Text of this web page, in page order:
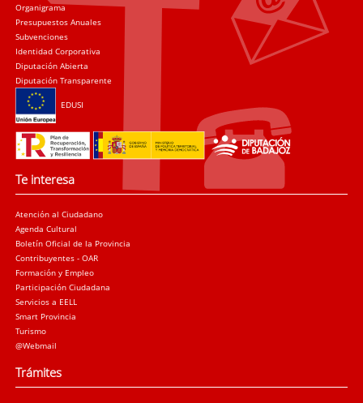
Organigrama
Presupuestos Anuales
Subvenciones
Identidad Corporativa
Diputación Abierta
Diputación Transparente
EDUSI
Te interesa
Atención al Ciudadano
Agenda Cultural
Boletín Oficial de la Provincia
Contribuyentes - OAR
Formación y Empleo
Participación Ciudadana
Servicios a EELL
Smart Provincia
Turismo
@Webmail
Trámites